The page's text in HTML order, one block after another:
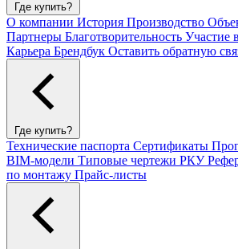
Где купить?
О компании История Производство
Партнеры Благотворительность Участие
Карьера Брендбук Оставить обратную
Где купить?
Технические паспорта Сертификаты
BIM-модели Типовые чертежи РКУ
по монтажу Прайс-листы